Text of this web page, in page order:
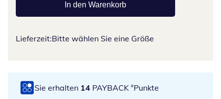
In den Warenkorb
Lieferzeit:Bitte wählen Sie eine Größe
Sie erhalten 14 PAYBACK °Punkte